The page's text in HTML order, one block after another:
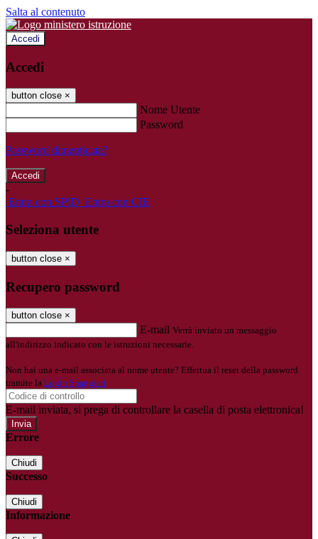
Salta al contenuto
Accedi
Accedi
button close ×
Nome Utente
Password
Password dimenticata?
-
Entra con SPID Entra con CIE
Seleziona utente
button close ×
Recupero password
button close ×
E-mail Verrà inviato un messaggio
all'indirizzo indicato con le istruzioni necessarie.
Non hai una e-mail associata al nome utente? Effettua il reset della password
tramite la Login Spaggiari
E-mail inviata, si prega di controllare la casella di posta elettronica!
Errore
Chiudi
Successo
Chiudi
Informazione